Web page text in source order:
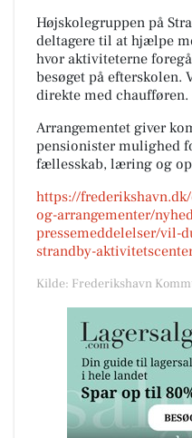
Højskolegruppen på
deltagere til at hjælpe
hvor aktiviteterne
besøget på efterskolen.
direkte med chaufføren.
Arrangementet giver
pensionister mulighed
fællesskab, læring og
https://
og-arrangementer/
pressemeddelelser/vil-
strandby-
Kilde: Frederikshavn